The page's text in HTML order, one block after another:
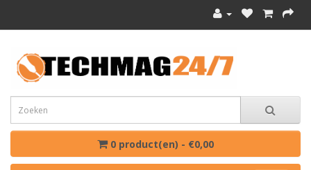
0 product(en) - €0,00